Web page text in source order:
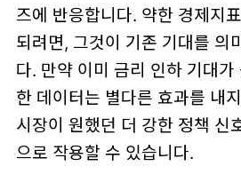
즈에 반응합니다. 약한 경제지
되려면, 그것이 기존 기대를 의
다. 만약 이미 금리 인하 기대
한 데이터는 별다른 효과를 내
시장이 원했던 더 강한 정책 신
으로 작용할 수 있습니다.